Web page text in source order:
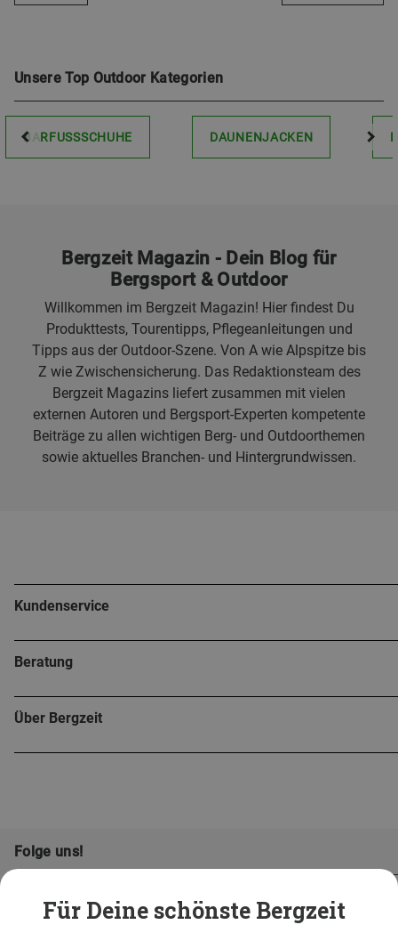
Für Deine schönste Bergzeit
Unsere Top Outdoor Kategorien
BARFUSSSCHUHE DAUNENJACKEN
Bergzeit Magazin - Dein Blog für
Bergsport & Outdoor
Willkommen im Bergzeit Magazin! Hier findest Du
Produkttests, Tourentipps, Pflegeanleitungen und
Tipps aus der Outdoor-Szene. Von A wie Alpspitze bis
Z wie Zwischensicherung. Das Redaktionsteam des
Bergzeit Magazins liefert zusammen mit vielen
externen Autoren und Bergsport-Experten kompetente
Beiträge zu allen wichtigen Berg- und Outdoorthemen
sowie aktuelles Branchen- und Hintergrundwissen.
Kundenservice
Beratung
Über Bergzeit
Folge uns!